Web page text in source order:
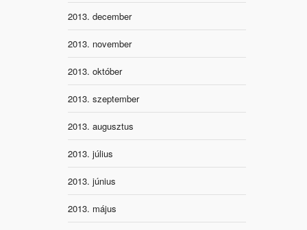
2013. december
2013. november
2013. október
2013. szeptember
2013. augusztus
2013. július
2013. június
2013. május